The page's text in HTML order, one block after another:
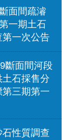
面間疏濬
一期土石
一次公告
斷面間河段
石採售分
三期第一
性質調查